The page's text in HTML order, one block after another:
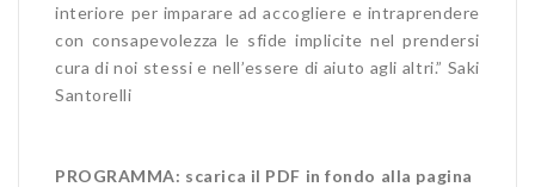
interiore per imparare ad accogliere e intraprendere
con consapevolezza le sfide implicite nel prendersi
cura di noi stessi e nell’essere di aiuto agli altri.” Saki
Santorelli
PROGRAMMA: scarica il PDF in fondo alla pagina